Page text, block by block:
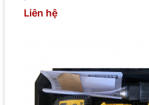
Liên hệ